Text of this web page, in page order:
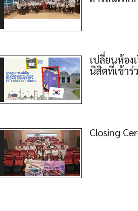
เปลี่ยนห้อง
นิสิตที่เข้าร่
Closing